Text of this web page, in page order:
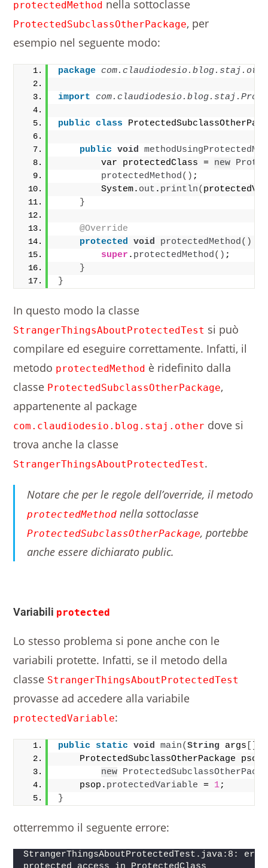
protectedMethod nella sottoclasse
ProtectedSubclassOtherPackage, per
esempio nel seguente modo:
package
import
public class
public void
        var protectedClass =
new
protectedMethod() ;
        System.
out . println(
}
@Override
protected
void protectedMethod()
super . protectedMethod() ;
}
}
In questo modo la classe
StrangerThingsAboutProtectedTest si può
compilare ed eseguire correttamente. Infatti, il
metodo protectedMethod è ridefinito dalla
classe ProtectedSubclassOtherPackage,
appartenente al package
com.claudiodesio.blog.staj.other dove si
trova anche la classe
StrangerThingsAboutProtectedTest.
Notare che per le regole dell’override, il metodo
protectedMethod nella sottoclasse
ProtectedSubclassOtherPackage, portebbe
anche essere dichiarato public.
Variabili protected
Lo stesso problema si pone anche con le
variabili protette. Infatti, se il metodo della
classe StrangerThingsAboutProtectedTest
provasse ad accedere alla variabile
protectedVariable:
public static void main(String args
ProtectedSubclassOtherPackage
new
    psop.
protectedVariable = 1;
}
otterremmo il seguente errore:
StrangerThingsAboutProtectedTest.java:8: